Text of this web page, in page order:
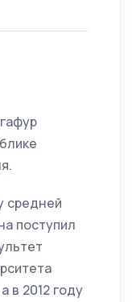
средней
поступил
в 2012 году